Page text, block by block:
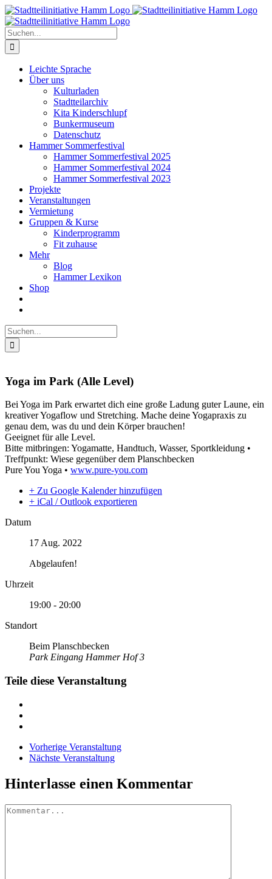
Zum
Inhalt
springen
Suche
nach:
Leichte Sprache
Über uns
Kulturladen
Stadtteilarchiv
Kita Kinderschlupf
Bunkermuseum
Datenschutz
Hammer Sommerfestival
Hammer Sommerfestival 2025
Hammer Sommerfestival 2024
Hammer Sommerfestival 2023
Projekte
Veranstaltungen
Vermietung
Gruppen & Kurse
Kinderprogramm
Fit zuhause
Mehr
Blog
Hammer Lexikon
Shop
Suche
nach:
Yoga im Park (Alle Level)
Bei Yoga im Park erwartet dich eine große Ladung guter Laune, ein
kreativer Yogaflow und Stretching. Mache deine Yogapraxis zu
genau dem, was du und dein Körper brauchen!
Geeignet für alle Level.
Bitte mitbringen: Yogamatte, Handtuch, Wasser, Sportkleidung •
Treffpunkt: Wiese gegenüber dem Planschbecken
Pure You Yoga • www.pure-you.com
+ Zu Google Kalender hinzufügen
+ iCal / Outlook exportieren
Datum
17 Aug. 2022
Abgelaufen!
Uhrzeit
19:00 - 20:00
Standort
Beim Planschbecken
Park Eingang Hammer Hof 3
Teile diese Veranstaltung
Vorherige Veranstaltung
Nächste Veranstaltung
Hinterlasse einen Kommentar
Kommentar